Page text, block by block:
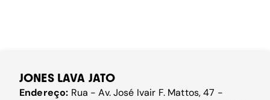
JONES LAVA JATO
Endereço: Rua - Av. José Ivair F. Mattos, 47 -